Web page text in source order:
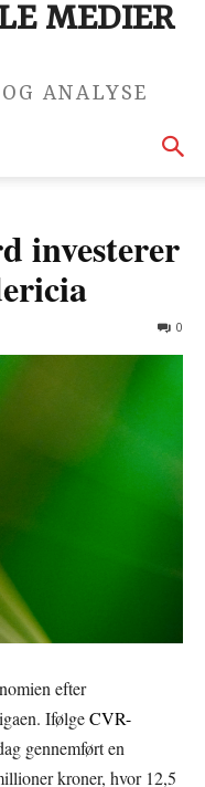
MEDIER
ANALYSE
investerer
0
efter
IfølgeCVR-
gennemført en
kroner, hvor 12,5